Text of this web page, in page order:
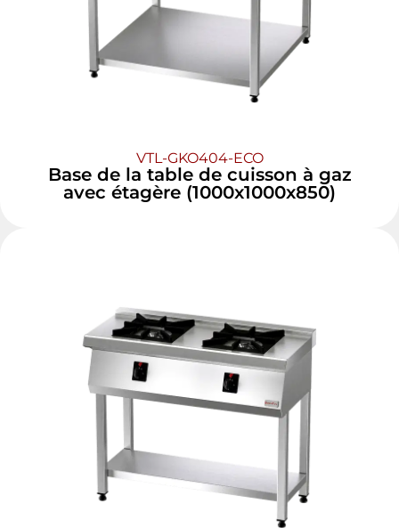
VTL-GKO404-ECO
Base de la table de cuisson à gaz
avec étagère (1000x1000x850)